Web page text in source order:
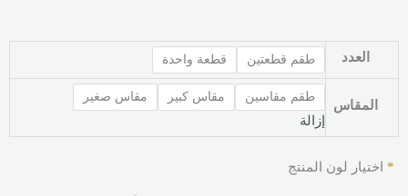
العدد طقم قطعتين قطعة واحدة
المقاس
طقم مقاسين مقاس كبير مقاس صغير
إزالة
اختيار لون المنتج *